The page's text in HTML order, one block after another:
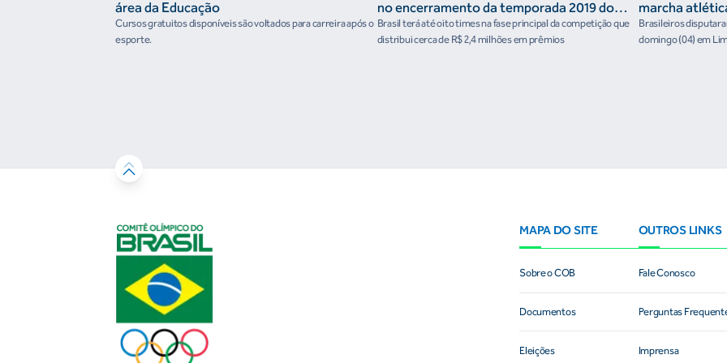
área da Educação
Cursos gratuitos disponíveis são voltados para carreira após o
esporte.
no encerramento da temporada 2019 do
Circuito Mundial de vôlei de praia
Brasil terá até oito times na fase principal da competição que
distribui cerca de R$ 2,4 milhões em prêmios
marcha
Brasileiros
domingo (04) em
MAPA DO SITE
Sobre o COB
Documentos
Eleições
OUTROS LINKS
Fale Conosco
Perguntas
Imprensa